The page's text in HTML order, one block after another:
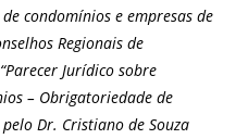
condomínios e empresas de
Regionais de
Jurídico sobre
– Obrigatoriedade de
Dr. Cristiano de Souza